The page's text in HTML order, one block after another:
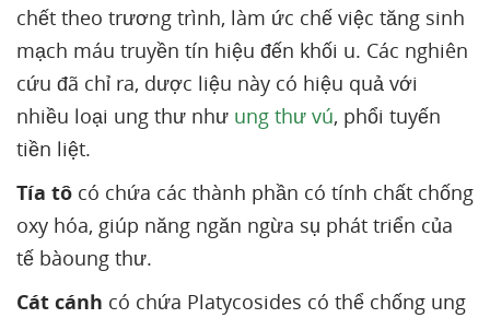
chết theo trương trình, làm ức chế việc tăng sinh
mạch máu truyền tín hiệu đến khối u. Các nghiên
cứu đã chỉ ra, dược liệu này có hiệu quả với
nhiều loại ung thư như ung thư vú, phổi tuyến
tiền liệt.
Tía tô có chứa các thành phần có tính chất chống
oxy hóa, giúp năng ngăn ngừa sụ phát triển của
tế bàoung thư.
Cát cánh có chứa Platycosides có thể chống ung